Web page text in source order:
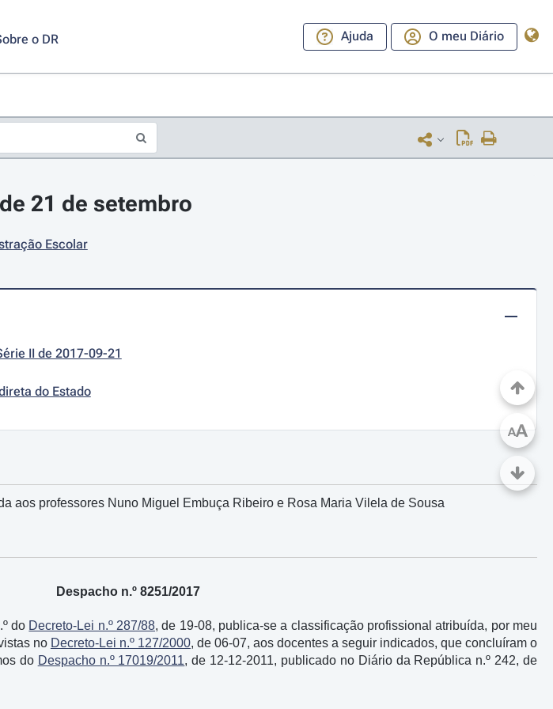
o DR Ajuda O meu Diário
21 de setembro
Escolar
II de 2017-09-21
do Estado
aos professores Nuno Miguel Embuça Ribeiro e Rosa Maria Vilela de Sousa
Despacho n.º 8251/2017
do Decreto-Lei n.º 287/88, de 19-08, publica-se a classificação profissional atribuída, por meu
no Decreto-Lei n.º 127/2000, de 06-07, aos docentes a seguir indicados, que concluíram o
do Despacho n.º 17019/2011, de 12-12-2011, publicado no Diário da República n.º 242, de
AA